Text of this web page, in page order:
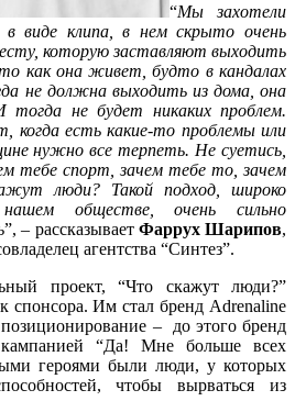
“Мы захотели
в виде клипа, в нем скрыто очень
которую заставляют выходить
как она живет, будто в кандалах
не должна выходить из дома, она
не будет никаких проблем.
когда есть какие-то проблемы или
нужно все терпеть. Не суетись,
тебе спорт, зачем тебе то, зачем
люди? Такой подход, широко
обществе, очень сильно
”, – рассказывает Фаррух Шарипов,
агентства “Синтез”.
проект, “Что скажут люди?”
спонсора. Им стал бренд Adrenaline
– до этого бренд
“Да! Мне больше всех
героями были люди, у которых
чтобы вырваться из